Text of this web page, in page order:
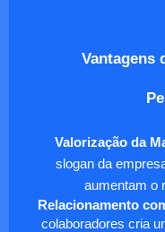
Vantagens
Valorização da
slogan da
aumentam o
Relacionamento
colaboradores cria